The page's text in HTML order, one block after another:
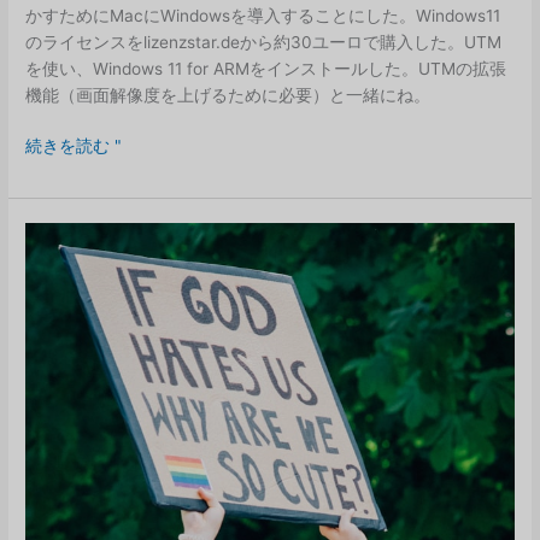
かすためにMacにWindowsを導入することにした。Windows11
のライセンスをlizenzstar.deから約30ユーロで購入した。UTM
を使い、Windows 11 for ARMをインストールした。UTMの拡張
機能（画面解像度を上げるために必要）と一緒にね。
マ
ク
上
で
360T
か
続きを読む "